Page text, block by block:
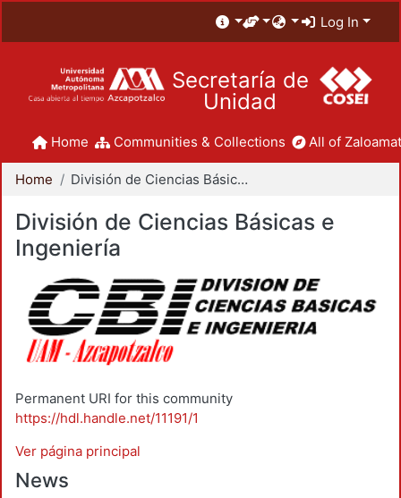
Log In
Secretaría de
Unidad
Home Communities & Collections All of
Home División de Ciencias Básicas e Ingeniería
División de Ciencias Básicas e
Ingeniería
Permanent URI for this community
https://hdl.handle.net/11191/1
Ver página principal
News